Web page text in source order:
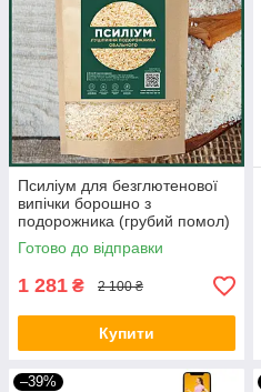
Псиліум для безглютенової
випічки борошно з
подорожника (грубий помол)
1500 грам
Готово до відправки
1 281 ₴ 2 100 ₴
Купити
–39%